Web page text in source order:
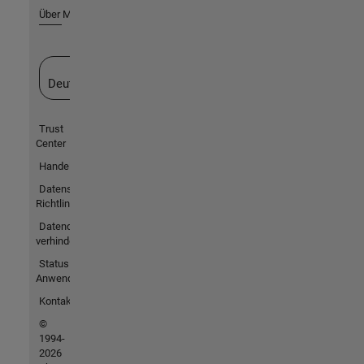
Über MathWorks
Deutschland
Trust
Center
Handelsmarken
Datenschutz-
Richtlinien
Datendiebstahl
verhindern
Status von
Anwendungen
Kontakt
©
1994-
2026